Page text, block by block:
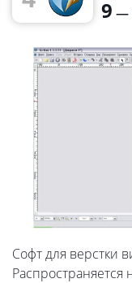
9 —
Софт для верстки